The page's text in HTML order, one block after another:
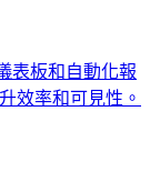
表板和自動化報
效率和可見性。